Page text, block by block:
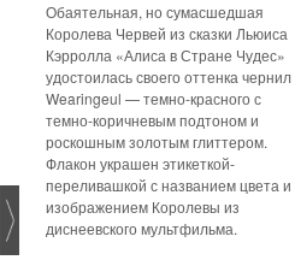
Обаятельная, но сумасшедшая
Королева Червей из сказки Льюиса
Кэрролла «Алиса в Стране Чудес»
удостоилась своего оттенка чернил
Wearingeul — темно-красного с
темно-коричневым подтоном и
роскошным золотым глиттером.
Флакон украшен этикеткой-
переливашкой с названием цвета и
изображением Королевы из
диснеевского мультфильма.